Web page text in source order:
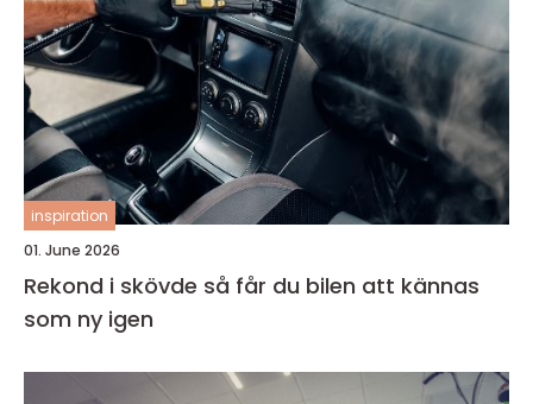
inspiration
01. June 2026
Rekond i skövde så får du bilen att kännas
som ny igen